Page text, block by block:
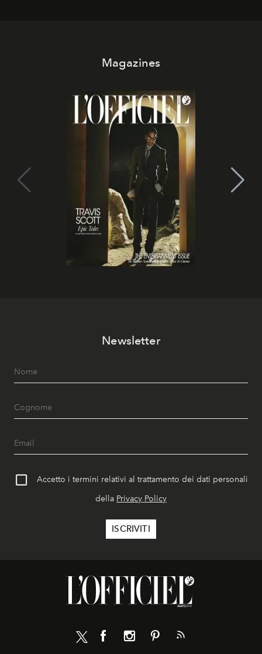
Magazines
Newsletter
Accetto i termini relativi al trattamento dei dati personali
della Privacy Policy